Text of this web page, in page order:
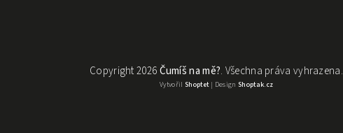
Copyright 2026Čumíš na mě?. Všechna práva vyhrazena.
Vytvořil Shoptet| Design Shoptak.cz